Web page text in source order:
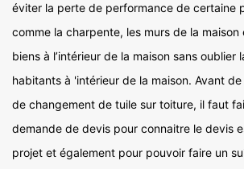
éviter la perte de performance de certaine
comme la charpente, les murs de la maison
biens à l’intérieur de la maison sans oublier
habitants à 'intérieur de la maison. Avant
de changement de tuile sur toiture, il faut
demande de devis pour connaitre le devis
projet et également pour pouvoir faire un